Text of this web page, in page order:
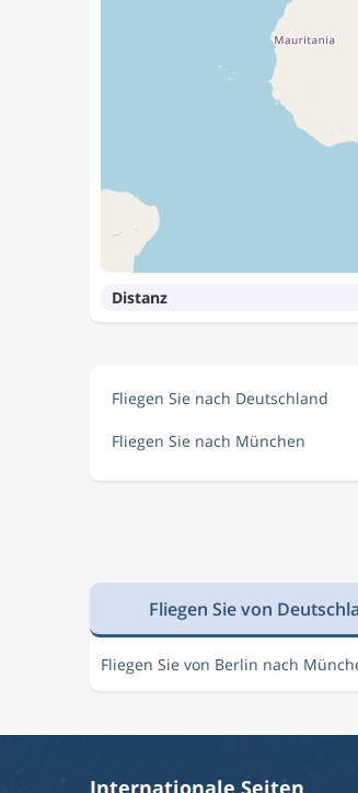
Distanz
Fliegen Sie nach Deutschland
Fliegen Sie nach München
Fliegen Sie von
Fliegen Sie von Berlin nach
Internationale Seiten